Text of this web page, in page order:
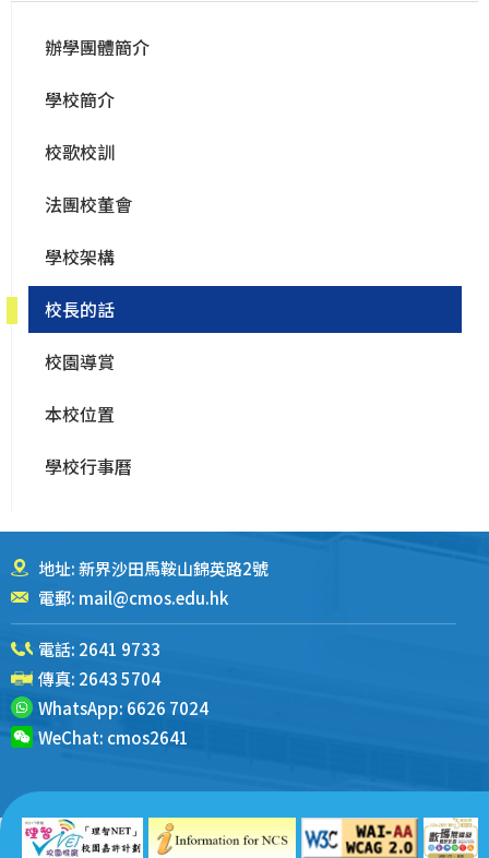
navigation
辦學團體簡介
學校簡介
校歌校訓
法團校董會
學校架構
校長的話
校園導賞
本校位置
學校行事曆
地址: 新界沙田馬鞍山錦英路2號
電郵: mail@cmos.edu.hk
電話: 2641 9733
傳真: 2643 5704
WhatsApp: 6626 7024
WeChat: cmos2641